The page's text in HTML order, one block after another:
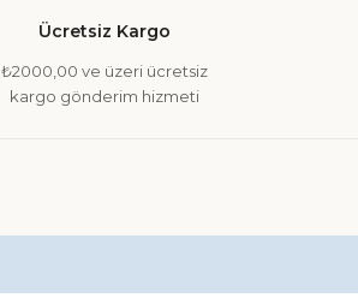
Ücretsiz Kargo
₺2000,00 ve üzeri ücretsiz
kargo gönderim hizmeti